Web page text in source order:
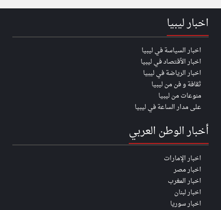
اخبار ليبيا
اخبار السياسة في ليبيا
اخبار الأقتصاد في ليبيا
اخبار الرياضة في ليبيا
ثقافة و فن من ليبيا
منوعات من ليبيا
على مدار الساعة في ليبيا
أخبار الوطن العربي
اخبار الإمارات
اخبار مصر
اخبار المغرب
اخبار لبنان
اخبار سوريا